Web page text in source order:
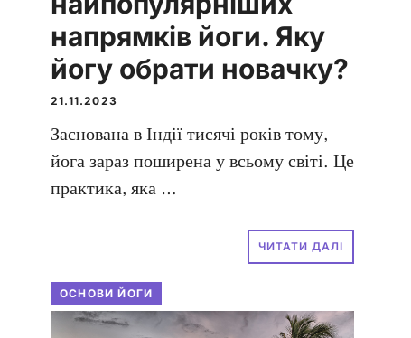
напрямків йоги. Яку
йогу обрати новачку?
21.11.2023
Заснована в Індії тисячі років тому,
йога зараз поширена у всьому світі. Це
практика, яка …
ЧИТАТИ ДАЛІ
ОСНОВИ ЙОГИ